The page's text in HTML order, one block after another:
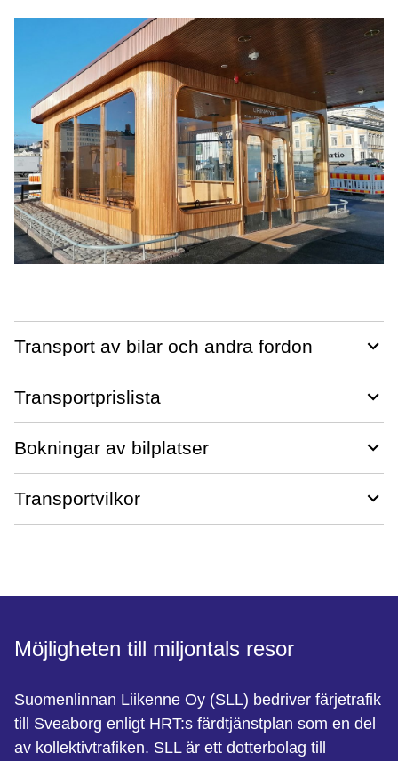
Transport av bilar och andra fordon
Transportprislista
Bokningar av bilplatser
Transportvilkor
Möjligheten till miljontals resor
Suomenlinnan Liikenne Oy (SLL) bedriver färjetrafik
till Sveaborg enligt HRT:s färdtjänstplan som en del
av kollektivtrafiken. SLL är ett dotterbolag till